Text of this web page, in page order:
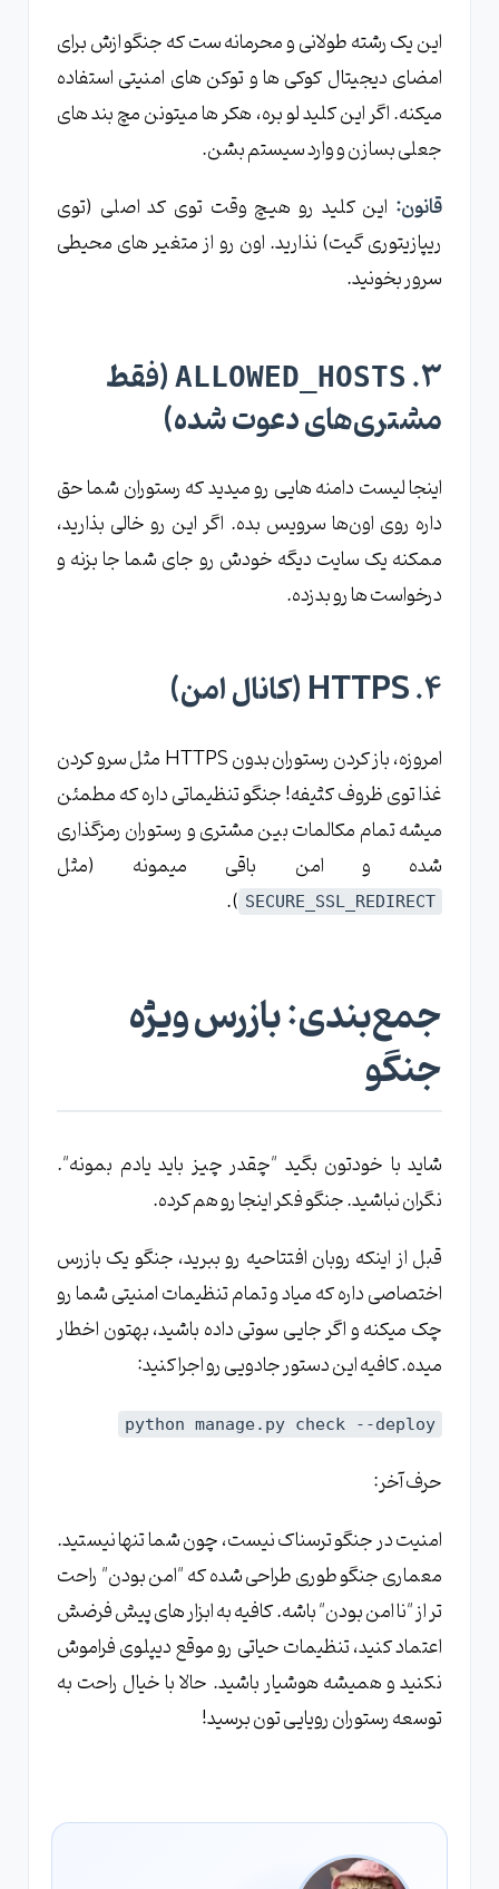
این یک رشته طولانی و محرمانه‌ ست که جنگو ازش برای
امضای دیجیتال کوکی‌ ها و توکن‌ های امنیتی استفاده
میکنه. اگر این کلید لو بره، هکر ها میتونن مچ‌ بند های
جعلی بسازن و وارد سیستم بشن.
قانون: این کلید رو هیچ‌ وقت توی کد اصلی (توی
ریپازیتوری گیت) نذارید. اون رو از متغیر های محیطی
سرور بخونید.
۳. ALLOWED_HOSTS (فقط
مشتری‌های دعوت شده)
اینجا لیست دامنه ‌هایی رو میدید که رستوران شما حق
داره روی اون‌ها سرویس بده. اگر این رو خالی بذارید،
ممکنه یک سایت دیگه خودش رو جای شما جا بزنه و
درخواست ‌ها رو بدزده.
۴. HTTPS (کانال امن)
امروزه، باز کردن رستوران بدون HTTPS مثل سرو کردن
غذا توی ظروف کثیفه! جنگو تنظیماتی داره که مطمئن
میشه تمام مکالمات بین مشتری و رستوران رمزگذاری
شده و امن باقی میمونه (مثل
SECURE_SSL_REDIRECT
).
جمع‌بندی: بازرس ویژه
جنگو
شاید با خودتون بگید "چقدر چیز باید یادم بمونه".
نگران نباشید. جنگو فکر اینجا رو هم کرده.
قبل از اینکه روبان افتتاحیه رو ببرید، جنگو یک بازرس
اختصاصی داره که میاد و تمام تنظیمات امنیتی شما رو
چک میکنه و اگر جایی سوتی داده باشید، بهتون اخطار
میده. کافیه این دستور جادویی رو اجرا کنید:
python manage.py check --deploy
حرف آخر:
امنیت در جنگو ترسناک نیست، چون شما تنها نیستید.
معماری جنگو طوری طراحی شده که "امن بودن" راحت
‌تر از "نا امن بودن" باشه. کافیه به ابزار های پیش ‌فرضش
اعتماد کنید، تنظیمات حیاتی رو موقع دیپلوی فراموش
نکنید و همیشه هوشیار باشید. حالا با خیال راحت به
توسعه رستوران رویایی‌ تون برسید!